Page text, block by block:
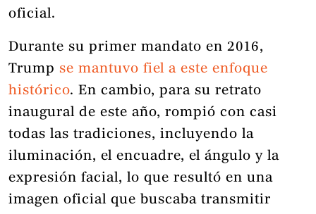
oficial.
Durante su primer mandato en 2016,
Trump se mantuvo fiel a este enfoque
histórico. En cambio, para su retrato
inaugural de este año, rompió con casi
todas las tradiciones, incluyendo la
iluminación, el encuadre, el ángulo y la
expresión facial, lo que resultó en una
imagen oficial que buscaba transmitir